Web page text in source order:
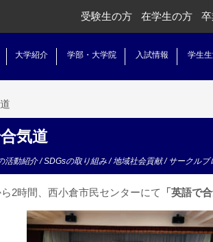
受験生の方 在学生の方
大学紹介 学部・大学院 入試情報 学生
気道
活動紹介/SDGsの取り組み/地域社会貢献/ サークル
2時間、西小倉市民センターにて 「英語で